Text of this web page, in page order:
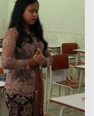
a
n
d
a
r
L
a
m
p